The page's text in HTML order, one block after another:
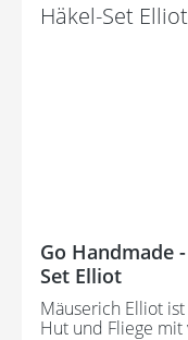
Go Handmade
Set Elliot
Mäuserich Elliot
Hut und Fliege